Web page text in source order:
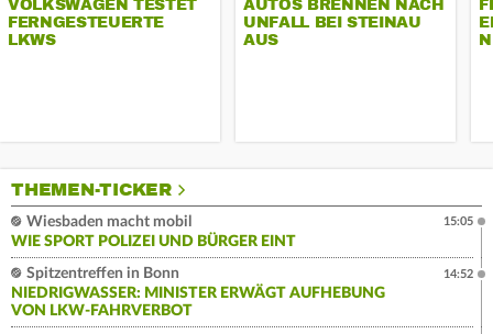
VOLKSWAGEN TESTET
FERNGESTEUERTE
LKWS
AUTOS BRENNEN NACH
UNFALL BEI STEINAU
AUS
THEMEN-TICKER
Wiesbaden macht mobil
WIE SPORT POLIZEI UND BÜRGER EINT
15:05
Spitzentreffen in Bonn
NIEDRIGWASSER: MINISTER ERWÄGT AUFHEBUNG
VON LKW-FAHRVERBOT
14:52